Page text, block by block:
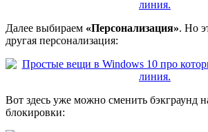
Далее выбираем «Персонализация». Но
другая персонализация:
Вот здесь уже можно сменить бэкграунд
блокировки: